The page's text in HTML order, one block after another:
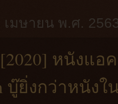
มษายน พ.ศ.
[2020] หนังแ
บู๊ยิ่งกว่าหนัง